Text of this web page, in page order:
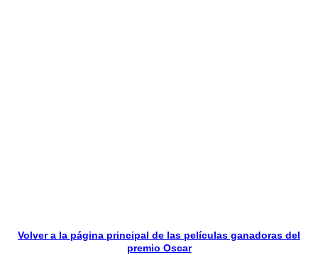
Volver a la página principal de las películas ganadoras del
premio Oscar